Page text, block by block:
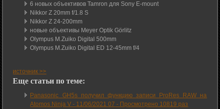
6 новых объективов Tamron для Sony E-mount
Nikkor Z 20mm f/1.8 S
Nikkor Z 24-200mm
новые объективы Meyer Optik Görlitz
Olympus M.Zuiko Digital 500mm
Olympus M.Zuiko Digital ED 12-45mm f/4
источник >>
Еще статьи по теме:
Panasonic GH5s получил функцию записи ProRes RAW на
Atomos Ninja V - 11/06/2021 07 - Просмотрено 10819 раз